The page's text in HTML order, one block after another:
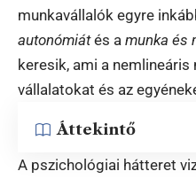
munkavállalók egyre
autonómiátés a munka és
keresik, ami a
vállalatokat és az
Áttekintő
A pszichológiai hátteret